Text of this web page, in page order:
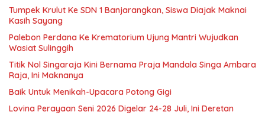
Tumpek Krulut Ke SDN 1 Banjarangkan, Siswa Diajak Maknai
Kasih Sayang
Palebon Perdana Ke Krematorium Ujung Mantri Wujudkan
Wasiat Sulinggih
Titik Nol Singaraja Kini Bernama Praja Mandala Singa Ambara
Raja, Ini Maknanya
Baik Untuk Menikah-Upacara Potong Gigi
Lovina Perayaan Seni 2026 Digelar 24-28 Juli, Ini Deretan